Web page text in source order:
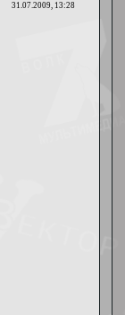
31.07.2009, 13:28